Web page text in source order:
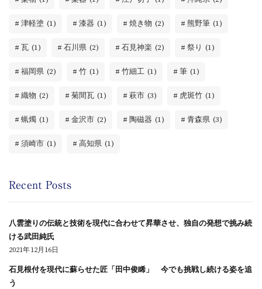
津軽塗 (1) 漆器 (1) 焼き物 (2) 熊野筆 (1)
瓦 (1) 石川県 (2) 石見神楽 (2) 祭り (1)
福岡県 (2) 竹 (1) 竹細工 (1) 筆 (1)
織物 (2) 菊間瓦 (1) 萩市 (3) 虎斑竹 (1)
蝋燭 (1) 金沢市 (2) 陶磁器 (1) 青森県 (3)
須崎市 (1) 高知県 (1)
Recent Posts
八雲塗りの伝統と技術を現代に合わせて昇華させ、独自の発想で挑み続
ける武田純氏
2021年12月16日
石見根付を現代に蘇らせた匠「田中俊睎」 今でも挑戦し続ける姿を追
う